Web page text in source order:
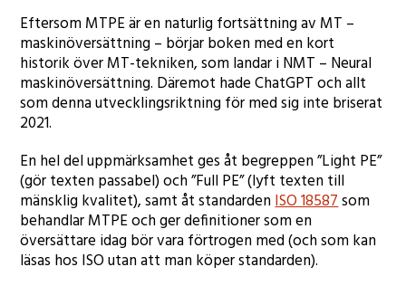
Eftersom MTPE är en naturlig fortsättning av MT –
maskinöversättning – börjar boken med en kort
historik över MT-tekniken, som landar i NMT – Neural
maskinöversättning. Däremot hade ChatGPT och allt
som denna utvecklingsriktning för med sig inte briserat
2021.
En hel del uppmärksamhet ges åt begreppen ”Light PE”
(gör texten passabel) och ”Full PE” (lyft texten till
mänsklig kvalitet), samt åt standardenISO 18587som
behandlar MTPE och ger definitioner som en
översättare idag bör vara förtrogen med (och som kan
läsas hos ISO utan att man köper standarden).